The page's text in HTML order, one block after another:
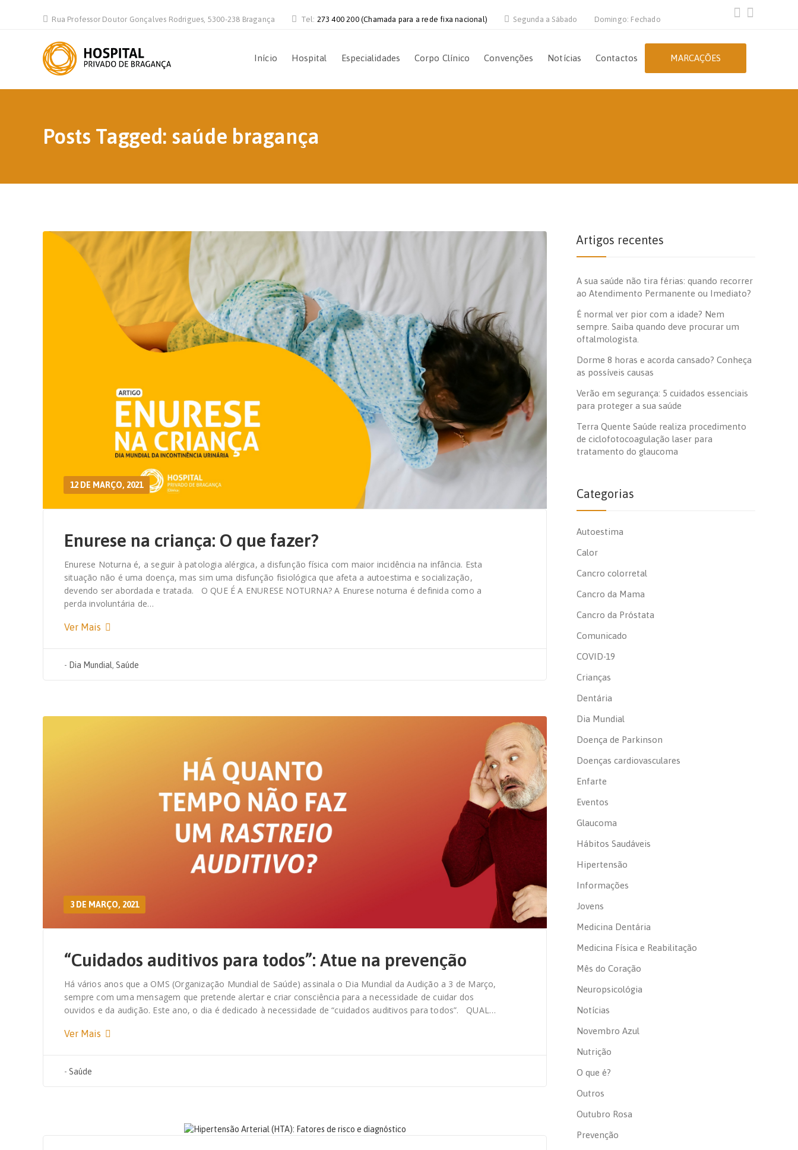
Rua Professor Doutor Gonçalves Rodrigues, 5300-238 Bragança Tel: 273 400 200 (Chamada para a rede fixa nacional) Segunda a Sábado Domingo: Fechado
Início Hospital Especialidades Corpo Clínico Convenções Notícias Contactos MARCAÇÕES
Posts Tagged: saúde bragança
12 DE MARÇO, 2021
Enurese na criança: O que fazer?
Enurese Noturna é, a seguir à patologia alérgica, a disfunção física com maior incidência na infância. Esta
situação não é uma doença, mas sim uma disfunção fisiológica que afeta a autoestima e socialização,
devendo ser abordada e tratada. O QUE É A ENURESE NOTURNA? A Enurese noturna é definida como a
perda involuntária de…
Ver Mais
- Dia Mundial, Saúde
3 DE MARÇO, 2021
“Cuidados auditivos para todos”: Atue na prevenção
Há vários anos que a OMS (Organização Mundial de Saúde) assinala o Dia Mundial da Audição a 3 de Março,
sempre com uma mensagem que pretende alertar e criar consciência para a necessidade de cuidar dos
ouvidos e da audição. Este ano, o dia é dedicado à necessidade de “cuidados auditivos para todos”. QUAL…
Ver Mais
- Saúde
Artigos recentes
A sua saúde não tira férias: quando recorrer
ao Atendimento Permanente ou Imediato?
É normal ver pior com a idade? Nem
sempre. Saiba quando deve procurar um
oftalmologista.
Dorme 8 horas e acorda cansado? Conheça
as possíveis causas
Verão em segurança: 5 cuidados essenciais
para proteger a sua saúde
Terra Quente Saúde realiza procedimento
de ciclofotocoagulação laser para
tratamento do glaucoma
Categorias
Autoestima
Calor
Cancro colorretal
Cancro da Mama
Cancro da Próstata
Comunicado
COVID-19
Crianças
Dentária
Dia Mundial
Doença de Parkinson
Doenças cardiovasculares
Enfarte
Eventos
Glaucoma
Hábitos Saudáveis
Hipertensão
Informações
Jovens
Medicina Dentária
Medicina Física e Reabilitação
Mês do Coração
Neuropsicológia
Notícias
Novembro Azul
Nutrição
O que é?
Outros
Outubro Rosa
Prevenção